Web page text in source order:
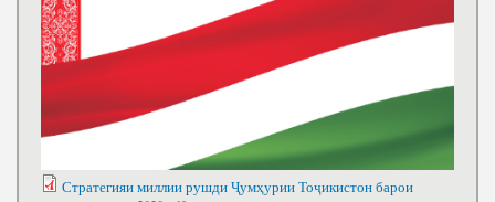
Стратегияи миллии рушди Ҷумҳурии Тоҷикистон барои